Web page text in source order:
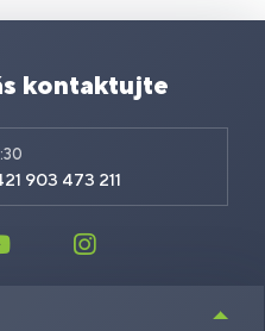
kontaktujte
903 473 211